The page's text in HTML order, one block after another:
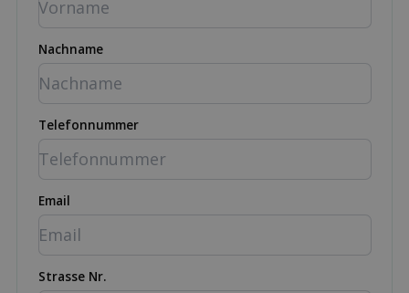
Nachname
Telefonnummer
Email
Strasse Nr.